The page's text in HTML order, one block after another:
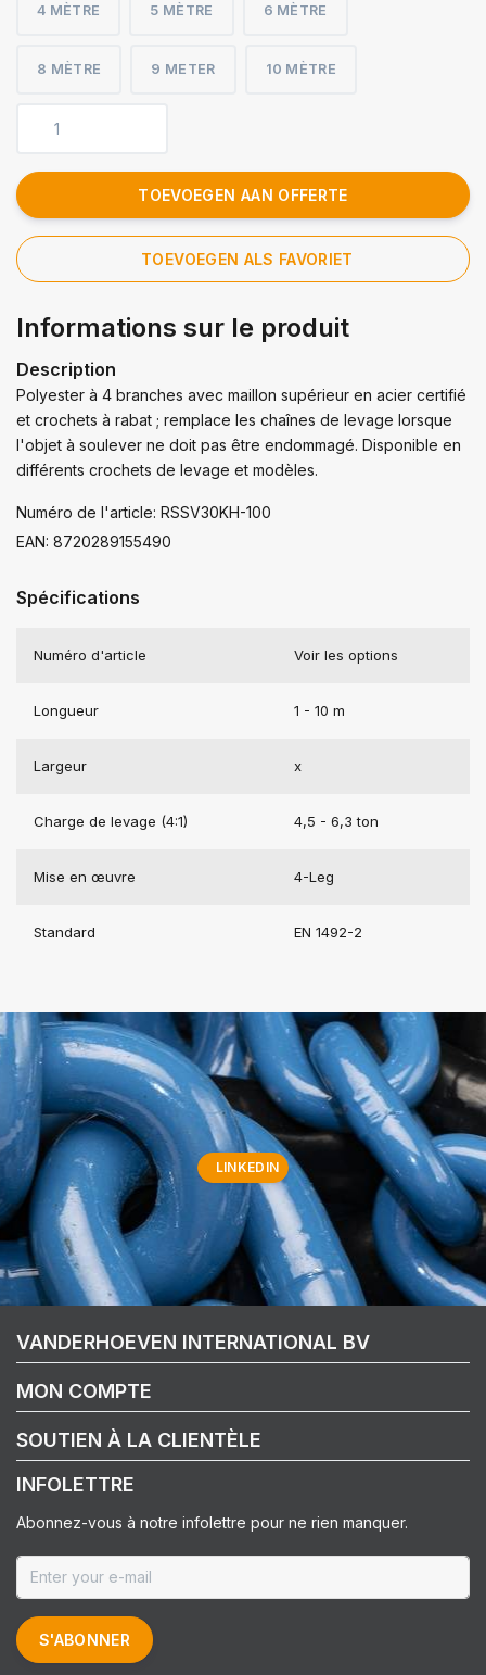
4 MÈTRE 5 MÈTRE 6 MÈTRE
8 MÈTRE 9 METER 10 MÈTRE
TOEVOEGEN AAN OFFERTE
TOEVOEGEN ALS FAVORIET
Informations sur le produit
Description
Polyester à 4 branches avec maillon supérieur en acier certifié
et crochets à rabat ; remplace les chaînes de levage lorsque
l'objet à soulever ne doit pas être endommagé. Disponible en
différents crochets de levage et modèles.
Numéro de l'article: RSSV30KH-100
EAN: 8720289155490
Spécifications
Numéro d'article Voir les options
Longueur 1 - 10 m
Largeur x
Charge de levage (4:1) 4,5 - 6,3 ton
Mise en œuvre 4-Leg
Standard EN 1492-2
LINKEDIN
VANDERHOEVEN INTERNATIONAL BV
MON COMPTE
SOUTIEN À LA CLIENTÈLE
INFOLETTRE
Abonnez-vous à notre infolettre pour ne rien manquer.
S'ABONNER